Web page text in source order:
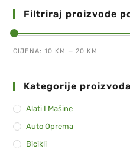
Filtriraj proizvode
CIJENA:10 KM —20 KM
Kategorije proizvoda
Alati I Mašine
Auto Oprema
Bicikli